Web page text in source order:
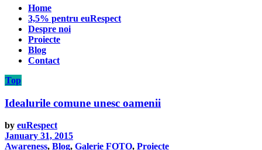
Home
3,5% pentru euRespect
Despre noi
Proiecte
Blog
Contact
Top
Idealurile comune unesc oamenii
by euRespect
January 31, 2015
Awareness, Blog, Galerie FOTO, Proiecte